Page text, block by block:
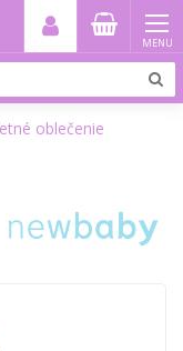
MENU
oblečenie